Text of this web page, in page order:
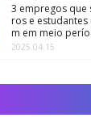
3 empregos que
ros e
m em meio
2025.04.15